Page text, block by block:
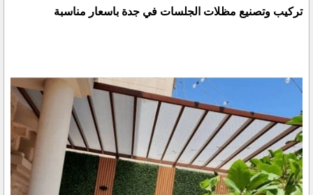
تركيب وتصنيع مظلات الجلسات في جدة باسعار مناسبة